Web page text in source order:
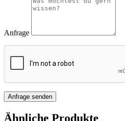
Anfrage
Ähnliche Produkte